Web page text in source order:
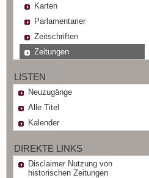
Karten
Parlamentarier
Zeitschriften
Zeitungen
LISTEN
Neuzugänge
Alle Titel
Kalender
DIREKTE LINKS
Disclaimer Nutzung von
historischen Zeitungen